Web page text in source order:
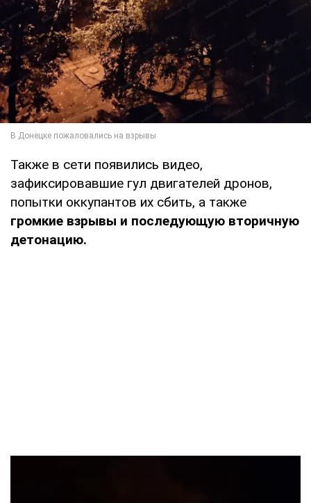
Также в сети появились видео,
зафиксировавшие гул двигателей дронов,
попытки оккупантов их сбить, а также
громкие взрывы и последующую вторичную
детонацию.